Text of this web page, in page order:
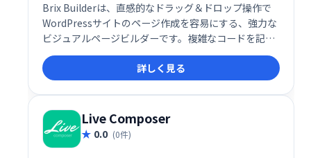
Brix Builderは、直感的なドラッグ＆ドロップ操作で
WordPressサイトのページ作成を容易にする、強力な
ビジュアルページビルダーです。複雑なコードを記述
することなく、洗練されたデザインのページを簡単に
構築できます。直感的なインターフェースで、あなた
の創造性を最大限に引き出しましょう。
詳しく見る
Live Composer
0.0 (0件)